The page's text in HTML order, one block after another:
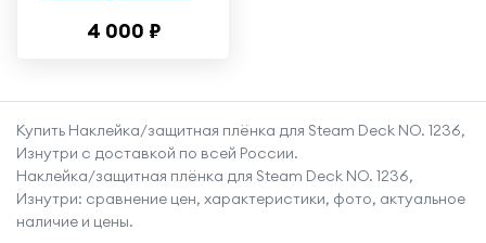
консоли Xbox360E
4 000 ₽
Купить Наклейка/защитная плёнка для Steam Deck NO. 1236,
Изнутри с доставкой по всей России.
Наклейка/защитная плёнка для Steam Deck NO. 1236,
Изнутри: сравнение цен, характеристики, фото, актуальное
наличие и цены.